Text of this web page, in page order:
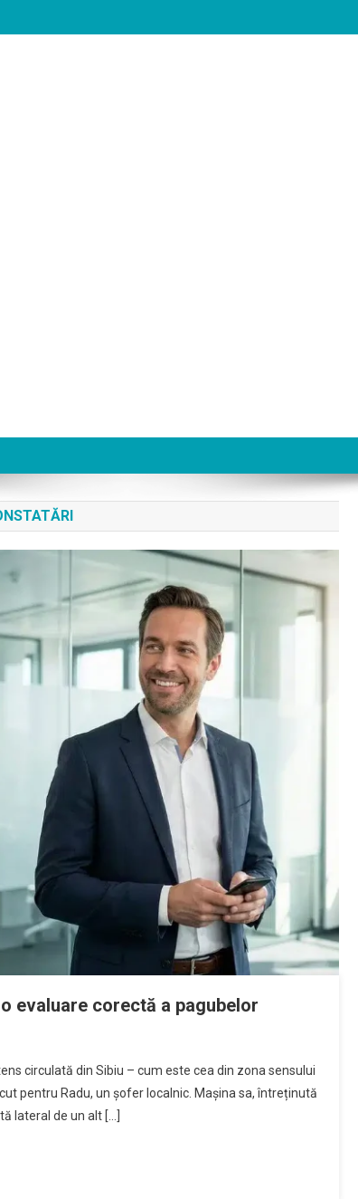
evaluare corectă a pagubelor
circulată din Sibiu – cum este cea din zona sensului
pentru Radu, un șofer localnic. Mașina sa, întreținută
lateral de un alt […]